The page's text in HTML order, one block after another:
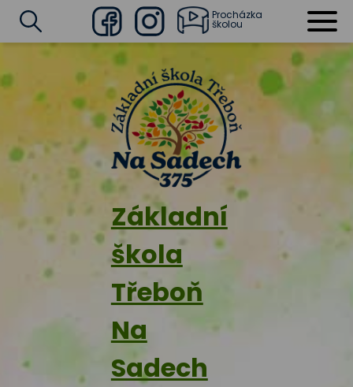
Základní
škola
Třeboň
Na
Sadech
FacebookInstagram
Procházka
školou